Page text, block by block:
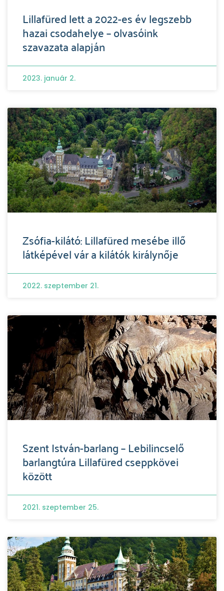
Lillafüred lett a 2022-es év legszebb
hazai csodahelye – olvasóink
szavazata alapján
2023. január 2.
Zsófia-kilátó: Lillafüred mesébe illő
látképével vár a kilátók királynője
2022. szeptember 21.
Szent István-barlang – Lebilincselő
barlangtúra Lillafüred cseppkövei
között
2021. szeptember 25.